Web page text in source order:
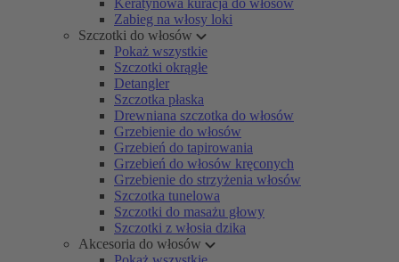
Keratynowa kuracja do włosów
Zabieg na włosy loki
Szczotki do włosów
Pokaż wszystkie
Szczotki okrągłe
Detangler
Szczotka płaska
Drewniana szczotka do włosów
Grzebienie do włosów
Grzebień do tapirowania
Grzebień do włosów kręconych
Grzebienie do strzyżenia włosów
Szczotka tunelowa
Szczotki do masażu głowy
Szczotki z włosia dzika
Akcesoria do włosów